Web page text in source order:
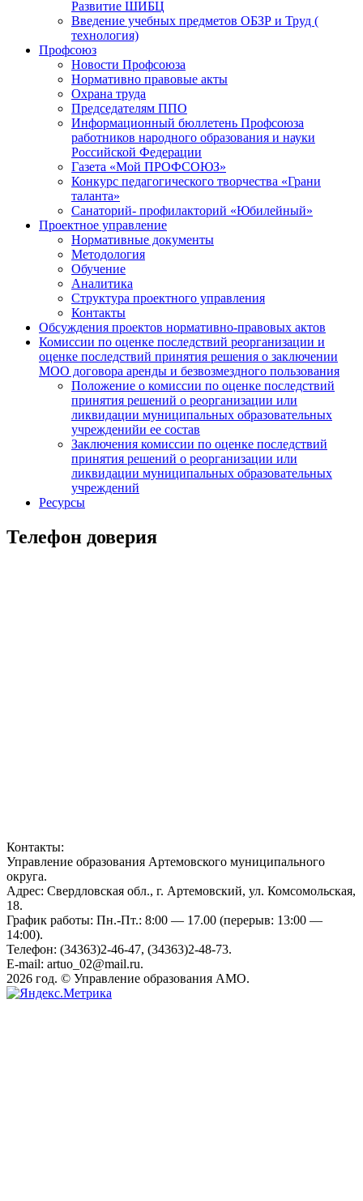
Развитие ШИБЦ
Введение учебных предметов ОБЗР и Труд (
технология)
Профсоюз
Новости Профсоюза
Нормативно правовые акты
Охрана труда
Председателям ППО
Информационный бюллетень Профсоюза
работников народного образования и науки
Российской Федерации
Газета «Мой ПРОФСОЮЗ»
Конкурс педагогического творчества «Грани
таланта»
Санаторий- профилакторий «Юбилейный»
Проектное управление
Нормативные документы
Методология
Обучение
Аналитика
Структура проектного управления
Контакты
Обсуждения проектов нормативно-правовых актов
Комиссии по оценке последствий реорганизации и
оценке последствий принятия решения о заключении
МОО договора аренды и безвозмездного пользования
Положение о комиссии по оценке последствий
принятия решений о реорганизации или
ликвидации муниципальных образовательных
учрежденийи ее состав
Заключения комиссии по оценке последствий
принятия решений о реорганизации или
ликвидации муниципальных образовательных
учреждений
Ресурсы
Телефон доверия
Контакты:
Управление образования Артемовского муниципального
округа.
Адрес: Свердловская обл., г. Артемовский, ул. Комсомольская,
18.
График работы: Пн.-Пт.: 8:00 — 17.00 (перерыв: 13:00 —
14:00).
Телефон: (34363)2-46-47, (34363)2-48-73.
E-mail: artuo_02@mail.ru.
2026 год. © Управление образования АМО.